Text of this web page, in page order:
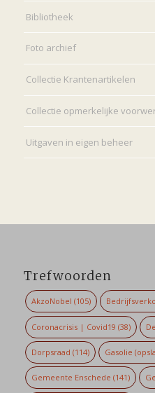
Bibliotheek
Foto archief
Collectie Krantenartikelen
Collectie opmerkelijke
Uitgaven in eigen beheer
Trefwoorden
AkzoNobel (105)
Coronacrisis | Covid19 (38)
Dorpsraad (114) Gasolie
Gemeente Enschede (141)